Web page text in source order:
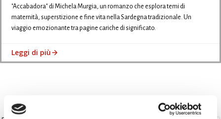
"Accabadora" di Michela Murgia, un romanzo che esplora temi di
maternità, superstizione e fine vita nella Sardegna tradizionale. Un
viaggio emozionante tra pagine cariche di significato.
Leggi di più